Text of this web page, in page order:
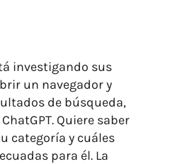
investigando sus
un navegador y
de búsqueda,
Quiere saber
categoría y cuáles
para él. La